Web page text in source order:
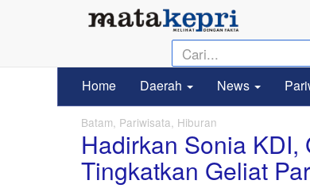
Home Daerah News
Batam, Pariwisata, Hiburan
Hadirkan Sonia KDI,
Tingkatkan Geliat